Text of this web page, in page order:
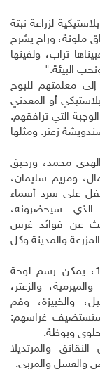
لزراعة نبتة
ملونة، وراح يشرح
تراب، ولفينها
البيئة."
معلمتهم للبوح
أو المعدني
التي ترافقهم.
زعتر. ومثلها
محمد، ورحيق
ومريم سليمان،
على سرد أسماء
الذي سيحضرونه،
عن فوائد غرس
والمدينة وكل
من إجابات الزهرات والأطفال، وعددهم 156، يمكن رسم لوحة
والزعتر،
والخبيزة، وفم
ستستضيف غراسهم:
حلوى وبوظة.
والمرتديلا
والعسل والمربى.